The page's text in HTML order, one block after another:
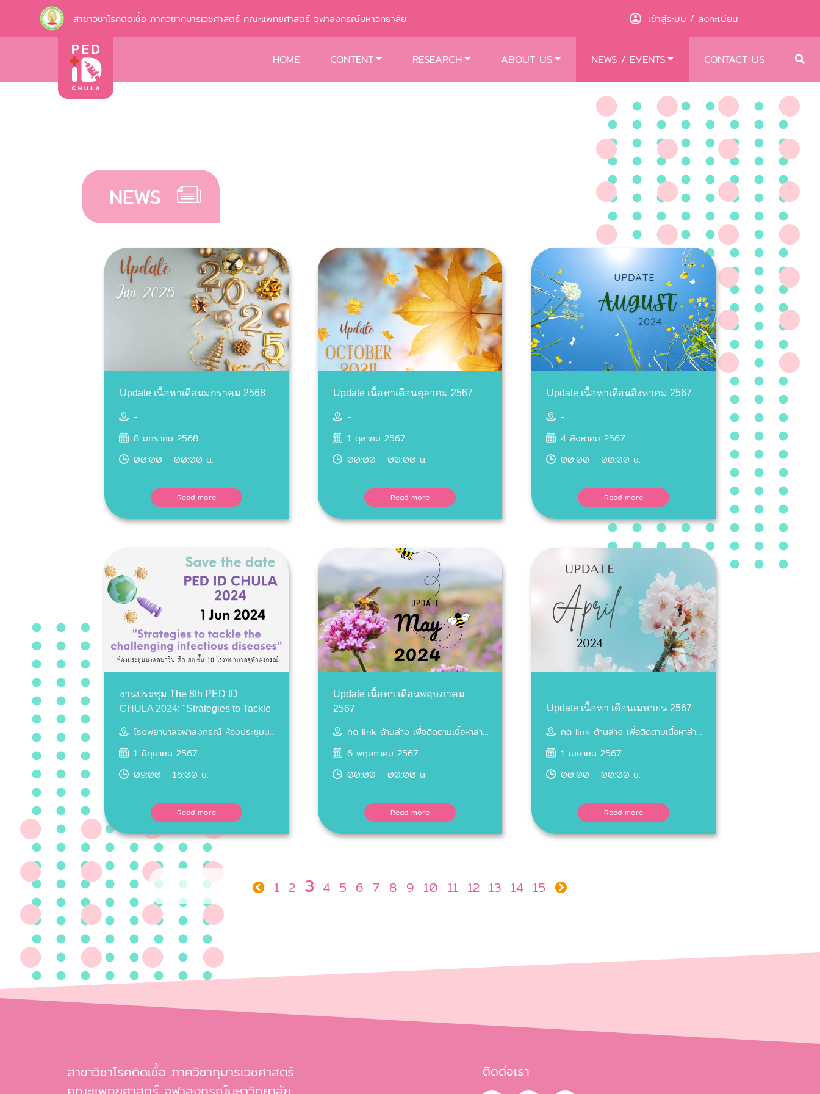
สาขาวิชาโรคติดเชื้อ ภาควิชากุมารเวชศาสตร์ คณะแพทยศาสตร์ จุฬาลงกรณ์มหาวิทยาลัย เข้าสู่ระบบ / ลงทะเบียน
HOME CONTENT RESEARCH ABOUT US NEWS / EVENTS CONTACT US
NEWS
Update เนื้อหาเดือนมกราคม 2568
-
8 มกราคม 2568
00:00 - 00:00 น.
Read more
Update เนื้อหาเดือนตุลาคม 2567
-
1 ตุลาคม 2567
00:00 - 00:00 น.
Read more
Update เนื้อหาเดือนสิงหาคม 2567
-
4 สิงหาคม 2567
00:00 - 00:00 น.
Read more
งานประชุม The 8th PED ID
CHULA 2024: "Strategies to Tackle
Diseases"
โรงพยาบาลจุฬาลงกรณ์ ห้องประชุมมงคลนาวิน ตึกสก. ชั้น 10
1 มิถุนายน 2567
09:00 - 16:00 น.
Read more
Update เนื้อหา เดือนพฤษภาคม
2567
กด link ด้านล่าง เพื่อติดตามเนื้อหาล่าสุด
6 พฤษภาคม 2567
00:00 - 00:00 น.
Read more
Update เนื้อหา เดือนเมษายน 2567
กด link ด้านล่าง เพื่อติดตามเนื้อหาล่าสุด
1 เมษายน 2567
00:00 - 00:00 น.
Read more
1 2 3 4 5 6 7 8 9 10 11 12 13 14 15
สาขาวิชาโรคติดเชื้อ ภาควิชากุมารเวชศาสตร์
ติดต่อเรา